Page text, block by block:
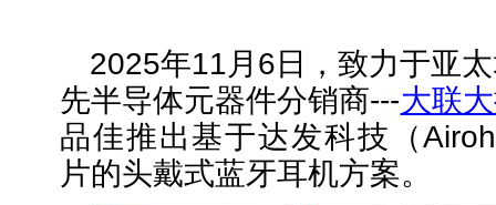
2025年11月6日，致力于亚
先半导体元器件分销商---大联
品佳推出基于达发科技（
片的头戴式蓝牙耳机方案。